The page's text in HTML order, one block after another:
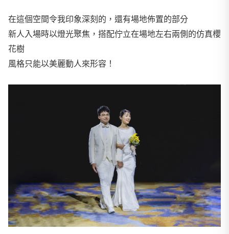
在這個空間令我印象深刻的，還有場地佈置的部分
新人入場時以燈光聚焦，搭配佇立在場地左右兩側的仿真櫻
花樹
風格只能以美麗動人來形容！